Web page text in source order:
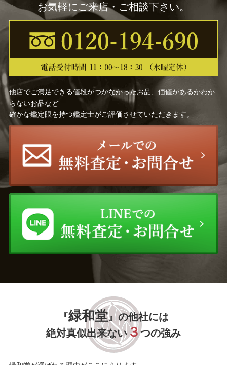
清水 規 江口 寿史
金子 一馬 羽田 裕
山本 紅雲 mocha
渡辺 省亭 バックサイドワークス
狩野 永徳 今関 アキラコ
佐藤勝彦 森田茂
加倉井和夫 大津英敏
高田 誠 ジョアン・ミロ
玉川 信一
木島 櫻谷
三尾 呉石
お気軽にご来店・ご相談下さい。
他店でご満足できる値段がつかなかったお品、価値があるかわか
らないお品など
確かな鑑定眼を持つ鑑定士がご評価させていただきます。
『緑和堂』の他社には
絶対真似出来ない ３つの強み